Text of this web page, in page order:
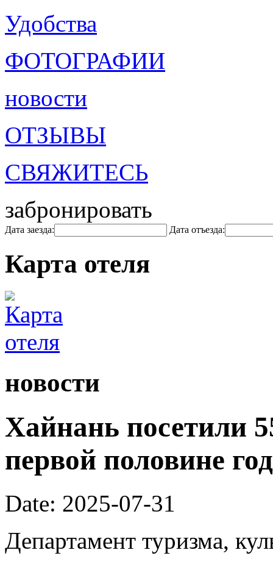
Удобства
ФОТОГРАФИИ
новости
ОТЗЫВЫ
СВЯЖИТЕСЬ
забронировать
Дата заезда: Дата отъезда:
Карта отеля
новости
Хайнань посетили
первой половине
Date: 2025-07-31
Департамент туризма,